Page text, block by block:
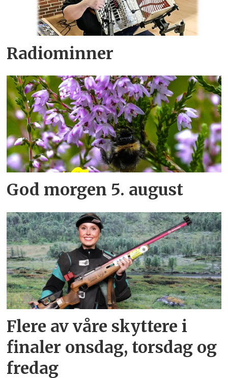
Radiominner
God morgen 5. august
Flere av våre skyttere i
finaler onsdag, torsdag og
fredag